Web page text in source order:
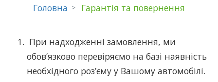
Головна Гарантія та повернення
При надходженні замовлення, ми
обов’язково перевіряємо на базі наявність
необхідного роз’єму у Вашому автомобілі.